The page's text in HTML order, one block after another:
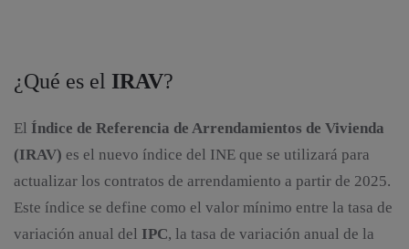
¿Qué es el IRAV?
El Índice de Referencia de Arrendamientos de Vivienda
(IRAV) es el nuevo índice del INE que se utilizará para
actualizar los contratos de arrendamiento a partir de 2025.
Este índice se define como el valor mínimo entre la tasa de
variación anual del IPC, la tasa de variación anual de la